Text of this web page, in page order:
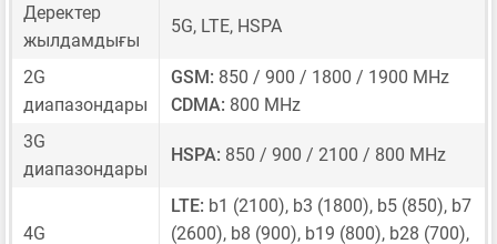
Деректер
жылдамдығы
5G, LTE, HSPA
2G
диапазондары
GSM: 850 / 900 / 1800 / 1900 MHz
CDMA: 800 MHz
3G
диапазондары
HSPA: 850 / 900 / 2100 / 800 MHz
4G
LTE: b1 (2100), b3 (1800), b5 (850), b7
(2600), b8 (900), b19 (800), b28 (700),